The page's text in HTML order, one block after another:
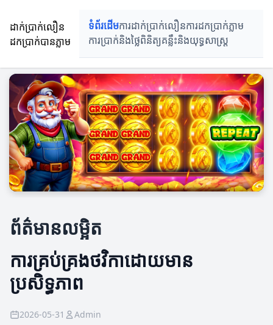
ដាក់ប្រាក់លឿន
ដកប្រាក់បានភ្លាម
ទំព័រដើមការដាក់ប្រាក់លឿនការដកប្រាក់ភ្លាម
ការប្រាក់និងថ្លៃពិនិត្យគន្លឹះនិងយុទ្ធសាស្រ្ត
ព័ត៌មានលម្អិត
ការគ្រប់គ្រងថវិកាដោយមាន
ប្រសិទ្ធភាព
2026-05-31 Admin